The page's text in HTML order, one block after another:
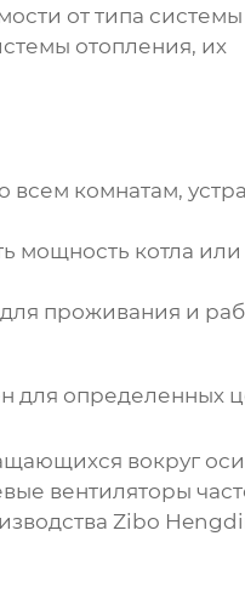
от типа системы
отопления, их
всем комнатам,
мощность котла или
проживания и
для определенных
вокруг
вентиляторы
Zibo